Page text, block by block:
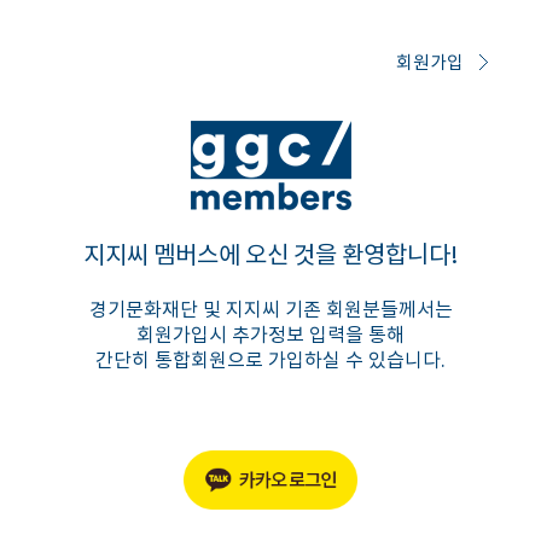
회원가입
지지씨 멤버스에 오신 것을 환영합니다!
경기문화재단 및 지지씨 기존 회원분들께서는
회원가입시 추가정보 입력을 통해
간단히 통합회원으로 가입하실 수 있습니다.